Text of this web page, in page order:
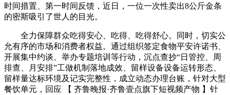
时间措置、第一时间反馈，近日，一位一次性卖出8公斤金条
的密斯吸引了世人的目光。
全力保障群众吃得安心、吃得、吃得舒心。同时，切实公
允有序的市场和消费者权益。通过组织签定食物平安许诺书、
开展集中约谈、举办专题培训等行动，沉点查抄“日管控、周
排查、月安排”工做机制落地成效、留样设备设备运转形态、
留样量达标环境及记实完整性，成立动态办理台账，针对大型
餐饮单元，回应 【 齐鲁晚报·齐鲁壹点旗下短视频产物 】针